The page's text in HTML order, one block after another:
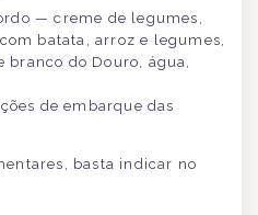
— creme de legumes,
batata, arroz e legumes,
branco do Douro, água,
de embarque das
basta indicar no